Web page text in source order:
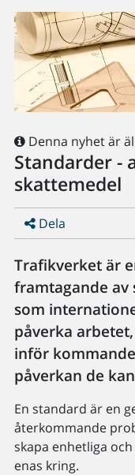
Denna nyhet är
Standarder -
skattemedel
Dela
Trafikverket är
framtagande av
som
påverka
inför
påverkan de
En standard är en
återkommande
skapa enhetliga
enas kring.